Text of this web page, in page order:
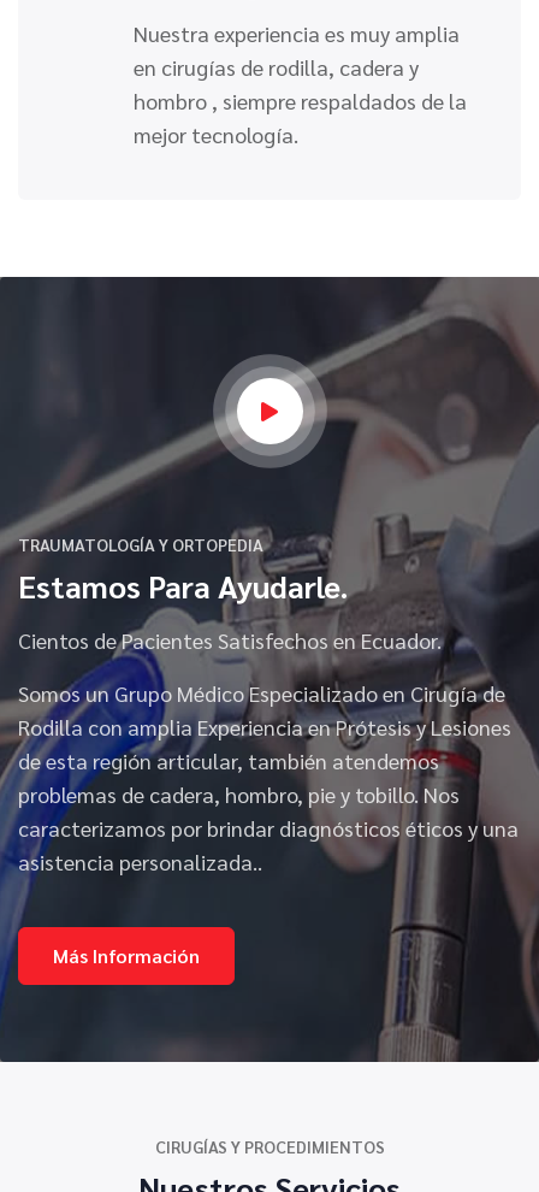
Nuestra experiencia es muy amplia
en cirugías de rodilla, cadera y
hombro , siempre respaldados de la
mejor tecnología.
TRAUMATOLOGÍA Y ORTOPEDIA
Estamos Para Ayudarle.
Cientos de Pacientes Satisfechos en Ecuador.
Somos un Grupo Médico Especializado en Cirugía de
Rodilla con amplia Experiencia en Prótesis y Lesiones
de esta región articular, también atendemos
problemas de cadera, hombro, pie y tobillo. Nos
caracterizamos por brindar diagnósticos éticos y una
asistencia personalizada..
Más Información
CIRUGÍAS Y PROCEDIMIENTOS